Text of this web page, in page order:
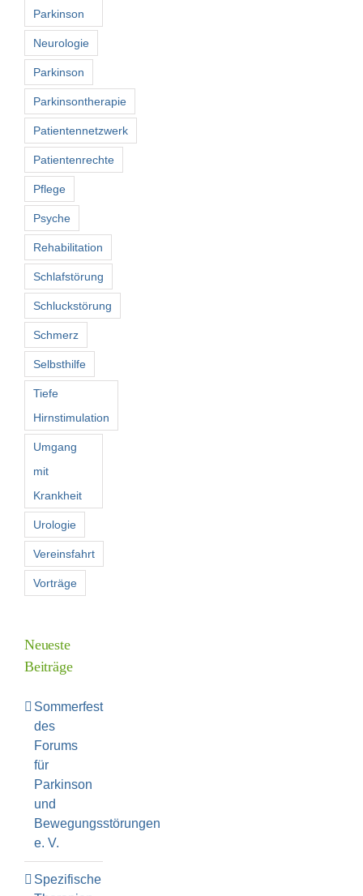
Parkinson
Neurologie
Parkinson
Parkinsontherapie
Patientennetzwerk
Patientenrechte
Pflege
Psyche
Rehabilitation
Schlafstörung
Schluckstörung
Schmerz
Selbsthilfe
Tiefe
Hirnstimulation
Umgang
mit
Krankheit
Urologie
Vereinsfahrt
Vorträge
Neueste
Beiträge
Sommerfest
des
Forums
für
Parkinson
und
Bewegungsstörungen
e. V.
Spezifische